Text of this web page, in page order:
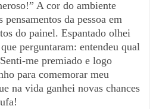
A cor do ambiente
da pessoa em
do painel. Espantado olhei
perguntaram: entendeu qual
me premiado e logo
para comemorar meu
na vida ganhei novas chances